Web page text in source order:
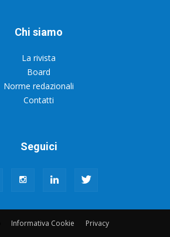
Chi siamo
La rivista
Board
Norme redazionali
Contatti
Seguici
Informativa Cookie Privacy